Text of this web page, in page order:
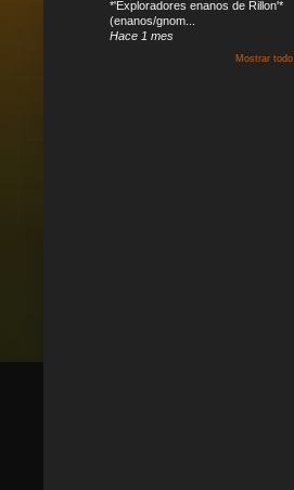
*'Exploradores enanos de Rillon'*
(enanos/gnom...
Hace 1 mes
Mostrar todo